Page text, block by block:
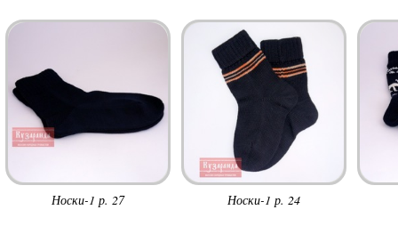
Носки-1 р. 27 Носки-1 р. 24